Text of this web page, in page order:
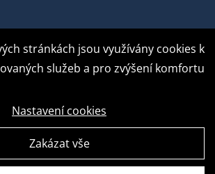
GDPR Ready
stránkách jsou využívány cookies k
služeb a pro zvýšení komfortu
Nastavení cookies
Zakázat vše